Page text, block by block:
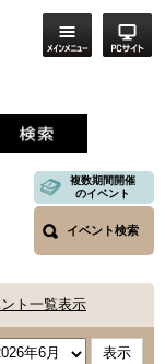
複数期間開催
のイベント
イベント検索
ト一覧表示